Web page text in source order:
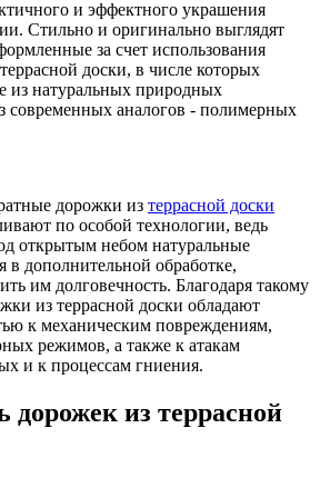
и эффектного украшения
Стильно и оригинально выглядят
за счет использования
доски, в числе которых
из натуральных природных
современных аналогов - полимерных
дорожки из террасной доски
по особой технологии, ведь
открытым небом натуральные
дополнительной обработке,
им долговечность. Благодаря такому
из террасной доски обладают
к механическим повреждениям,
режимов, а также к атакам
и к процессам гниения.
дорожек из террасной